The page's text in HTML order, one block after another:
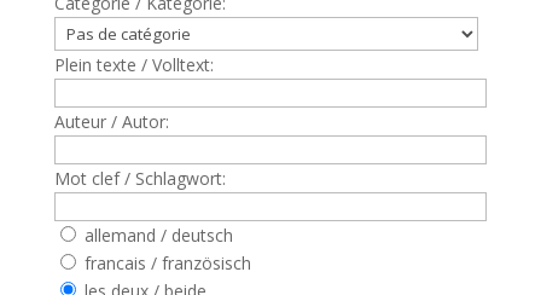
Plein texte / Volltext:
Auteur / Autor:
Mot clef / Schlagwort:
allemand / deutsch
francais / französisch